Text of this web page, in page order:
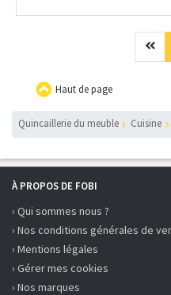
Haut de page
Quincaillerie du meuble Cuisine
À PROPOS DE FOBI
› Qui sommes nous ?
› Nos conditions générales de
› Mentions légales
› Gérer mes cookies
› Nos marques